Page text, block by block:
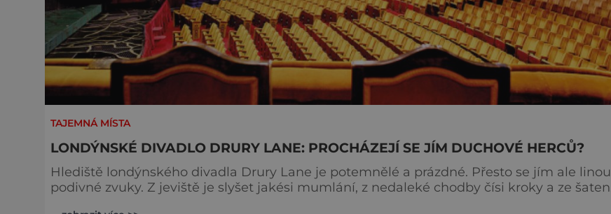
TAJEMNÁ MÍSTA
LONDÝNSKÉ DIVADLO DRURY LANE: PROCHÁZEJÍ SE JÍM DUCHOVÉ HERCŮ?
Hlediště londýnského divadla Drury Lane je potemnělé a prázdné. Přesto se jím ale linou
podivné zvuky. Z jeviště je slyšet jakési mumlání, z nedaleké chodby čísi kroky a ze šaten